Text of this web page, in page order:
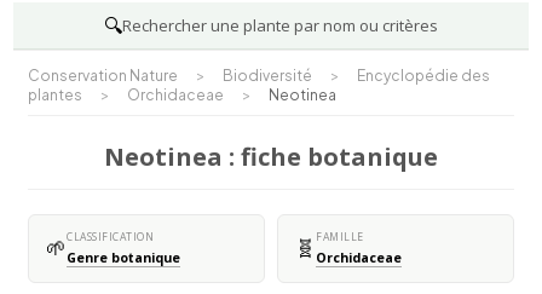
🔍Rechercher une plante par nom ou critères
Conservation Nature > Biodiversité >
Encyclopédie des
plantes
> Orchidaceae > Neotinea
Neotinea : fiche botanique
🌱CLASSIFICATION
Genre botanique 🧬 FAMILLE
Orchidaceae